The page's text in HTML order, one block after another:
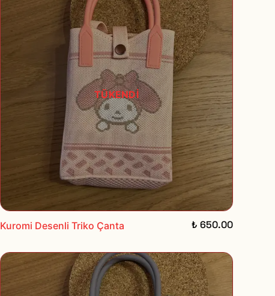
TÜKENDİ
Kuromi Desenli Triko Çanta ₺ 650.00